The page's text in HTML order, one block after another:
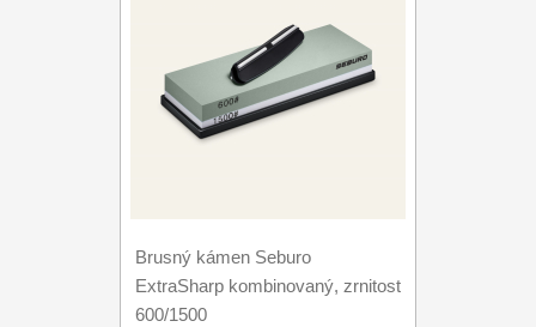
Brusný kámen Seburo
ExtraSharp kombinovaný, zrnitost
600/1500